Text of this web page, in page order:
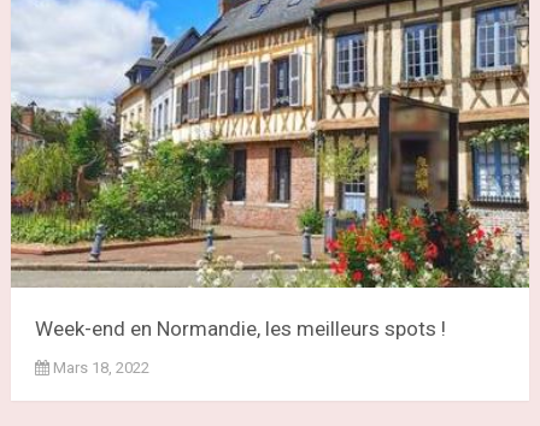
Week-end en Normandie, les meilleurs spots !
Mars 18, 2022